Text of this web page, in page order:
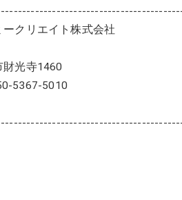
クリエイト株式会社
財光寺1460
5367-5010